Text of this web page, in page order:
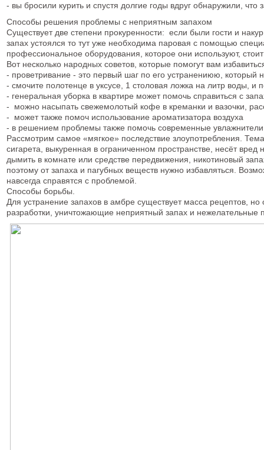
- вы бросили курить и спустя долгие годы вдруг обнаружили,
Способы решения проблемы с неприятным запахом
Существует две степени прокуренности: если были гости и
запах устоялся то тут уже необходима паровая с помощью
профессиональное оборудования, которое они используют,
Вот несколько народных советов, которые помогут вам
- проветривание - это первый шаг по его устранениюю, который
- смочите полотенце в уксусе, 1 столовая ложка на литр воды, и
- генеральная уборка в квартире может помочь справиться с
- можно насыпать свежемолотый кофе в креманки и вазочки,
- может также помоч использование ароматизатора воздуха
- в решением проблемы также помочь современные увлажнители
Рассмотрим самое «мягкое» последствие злоупотребления.
сигарета, выкуренная в ограниченном пространстве, несёт
дымить в комнате или средстве передвижения, никотиновый
поэтому от запаха и пагубных веществ нужно избавляться.
навсегда справятся с проблемой.
Способы борьбы.
Для устранение запахов в амбре существует масса рецептов,
разработки, уничтожающие неприятный запах и нежелательные